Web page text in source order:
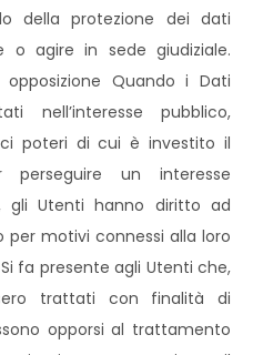
della protezione dei dati
o agire in sede giudiziale.
Quando i Dati
nell’interesse pubblico,
poteri di cui è investito il
perseguire un interesse
gli Utenti hanno diritto ad
motivi connessi alla loro
fa presente agli Utenti che,
trattati con finalità di
opporsi al trattamento